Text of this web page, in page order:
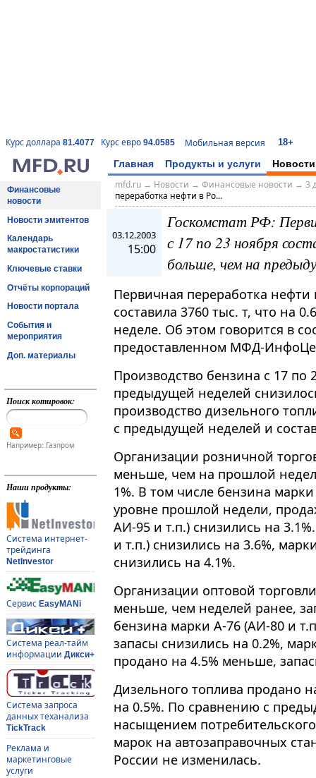
Курс доллара 81.4077 Курс евро 94.0585 Мобильная версия 18+
Главная Продукты и услуги Новости
Финансовые
новости
Новости эмитентов
Календарь
макростатистики
Ключевые ставки
Отчёты корпораций
Новости портала
События и
мероприятия
Доп. материалы
Поиск котировок:
Например: Газпром
Наши продукты:
Система интернет-
трейдинга
NetInvestor
Сервис EasyMANi
Система реал-тайм
информации Дикси+
Система запроса
данных теханализа
TickTrack
Реклама и
маркетинговые
услуги
mfd.ru→ Новости → Финансовые новости → 3
переработка нефти в Ро...
03.12.2003
15:00
Госкомстат РФ:
с 17 по 23 ноября
больше, чем на
Первичная переработка нефти
составила 3760 тыс. т, что на
неделе. Об этом говорится в
предоставленном МФД-
Производство бензина с 17 по
предыдущей неделей
производство дизельного
с предыдущей неделей и
Организации розничной
меньше, чем на прошлой
1%. В том числе бензина
уровне прошлой недели,
АИ-95 и т.п.) снизились на
и т.п.) снизились на 3.6%,
снизились на 4.1%.
Организации оптовой
меньше, чем неделей ранее,
бензина марки А-76 (АИ-80 и
запасы снизились на 0.2%,
продано на 4.5% меньше,
Дизельного топлива продано
на 0.5%. По сравнению с
насыщением
марок на автозаправочных
России не изменилась.